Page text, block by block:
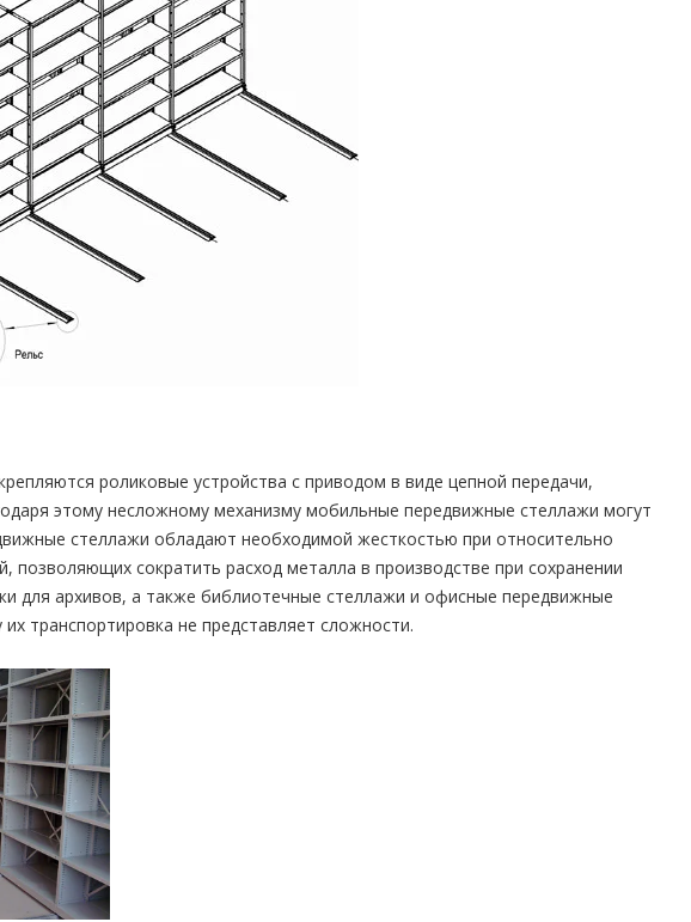
роликовые устройства с приводом в виде цепной передачи,
этому несложному механизму мобильные передвижные стеллажи могут
стеллажи обладают необходимой жесткостью при относительно
позволяющих сократить расход металла в производстве при сохранении
для архивов, а также библиотечные стеллажи и офисные передвижные
транспортировка не представляет сложности.